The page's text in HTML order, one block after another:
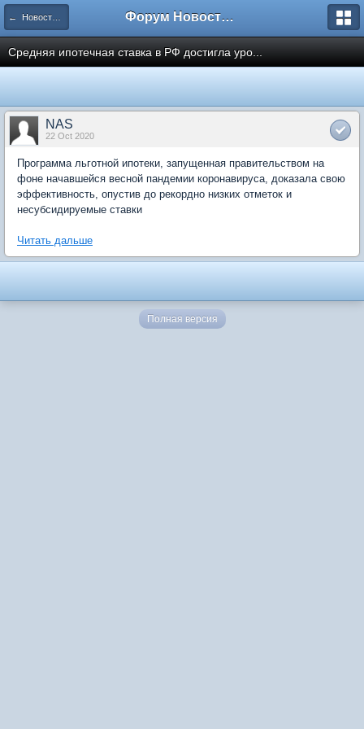
← Новости рынка недвижимости Форум Новостройки
Средняя ипотечная ставка в РФ достигла уро...
NAS
22 Oct 2020
Программа льготной ипотеки, запущенная правительством на
фоне начавшейся весной пандемии коронавируса, доказала свою
эффективность, опустив до рекордно низких отметок и
несубсидируемые ставки
Читать дальше
Полная версия